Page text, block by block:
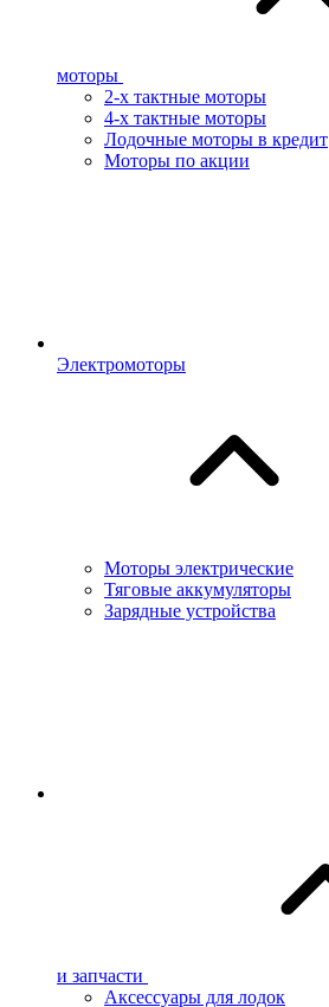
моторы
2-х тактные моторы
4-х тактные моторы
Лодочные моторы в кредит
Моторы по акции
Электромоторы
Моторы электрические
Тяговые аккумуляторы
Зарядные устройства
и запчасти
Аксессуары для лодок